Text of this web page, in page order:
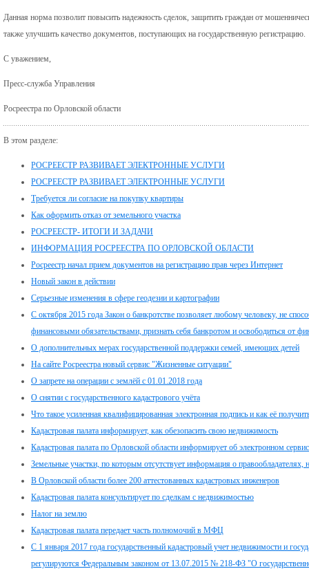
Данная норма позволит повысить надежность сделок, защитить граждан от
также улучшить качество документов, поступающих на государственную регистрацию.
С уважением,
Пресс-служба Управления
Росреестра по Орловской области
В этом разделе:
РОСРЕЕСТР РАЗВИВАЕТ ЭЛЕКТРОННЫЕ УСЛУГИ
РОСРЕЕСТР РАЗВИВАЕТ ЭЛЕКТРОННЫЕ УСЛУГИ
Требуется ли согласие на покупку квартиры
Как оформить отказ от земельного участка
РОСРЕЕСТР- ИТОГИ И ЗАДАЧИ
ИНФОРМАЦИЯ РОСРЕЕСТРА ПО ОРЛОВСКОЙ ОБЛАСТИ
Росреестр начал прием документов на регистрацию прав через Интернет
Новый закон в действии
Серьезные изменения в сфере геодезии и картографии
С октября 2015 года Закон о банкротстве позволяет любому человеку, не
финансовыми обязательствами, признать себя банкротом и освободиться от
О дополнительных мерах государственной поддержки семей, имеющих детей
На сайте Росреестра новый сервис "Жизненные ситуации"
О запрете на операции с землёй с 01.01.2018 года
О снятии с государственного кадастрового учёта
Что такое усиленная квалифицированная электронная подпись и как её
Кадастровая палата информирует, как обезопасить свою недвижимость
Кадастровая палата по Орловской области информирует об электронном
Земельные участки, по которым отсутствует информация о правообладателях,
В Орловской области более 200 аттестованных кадастровых инженеров
Кадастровая палата консультирует по сделкам с недвижимостью
Налог на землю
Кадастровая палата передает часть полномочий в МФЦ
С 1 января 2017 года государственный кадастровый учет недвижимости и
регулируются Федеральным законом от 13.07.2015 № 218-ФЗ "О